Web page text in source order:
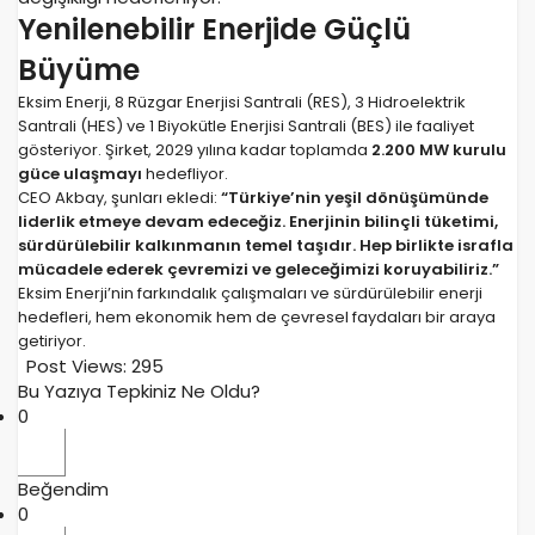
Yenilenebilir Enerjide Güçlü
Büyüme
Eksim Enerji, 8 Rüzgar Enerjisi Santrali (RES), 3 Hidroelektrik
Santrali (HES) ve 1 Biyokütle Enerjisi Santrali (BES) ile faaliyet
gösteriyor. Şirket, 2029 yılına kadar toplamda 2.200 MW kurulu
güce ulaşmayı hedefliyor.
CEO Akbay, şunları ekledi: “Türkiye’nin yeşil dönüşümünde
liderlik etmeye devam edeceğiz. Enerjinin bilinçli tüketimi,
sürdürülebilir kalkınmanın temel taşıdır. Hep birlikte israfla
mücadele ederek çevremizi ve geleceğimizi koruyabiliriz.”
Eksim Enerji’nin farkındalık çalışmaları ve sürdürülebilir enerji
hedefleri, hem ekonomik hem de çevresel faydaları bir araya
getiriyor.
Post Views: 295
Bu Yazıya Tepkiniz Ne Oldu?
0
Beğendim
0